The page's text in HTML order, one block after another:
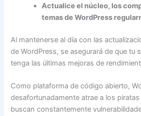
Actualice el núcleo, los
temas de WordPress
Al mantenerse al día con las
de WordPress, se asegurará de que tu
tenga las últimas mejoras de
Como plataforma de código abierto,
desafortunadamente atrae a los
buscan constantemente